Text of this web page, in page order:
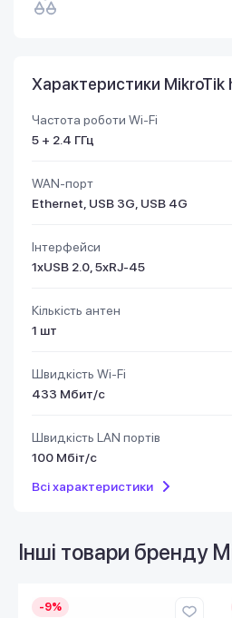
Характеристики MikroTik
Частота роботи Wi-Fi
5 + 2.4 ГГц
WAN-порт
Ethernet, USB 3G, USB 4G
Інтерфейси
1хUSB 2.0, 5хRJ-45
Кількість антен
1 шт
Швидкість Wi-Fi
433 Мбит/с
Швидкість LAN портів
100 Мбіт/с
Всі характеристики
Інші товари бренду
-9%